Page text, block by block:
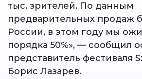
тыс. зрителей. По данным
предварительных продаж
России, в этом году мы
порядка 50%», — сообщил
представитель фестиваля
Борис Лазарев.